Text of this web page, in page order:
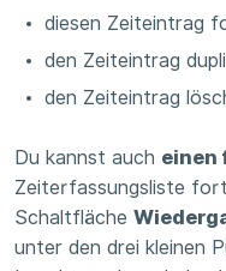
diesen Zeiteintrag
den Zeiteintrag
den Zeiteintrag
Du kannst auch einen
Zeiterfassungsliste
Schaltfläche
unter den drei kleinen